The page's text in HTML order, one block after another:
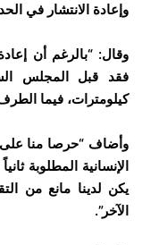
وإعادة الانتشار في
وقال: “بالرغم أن
كيلومترات، فيما
وأضاف “حرصا منا على
الإنسانية المطلوبة
يكن لدينا مانع من
الآخر”.